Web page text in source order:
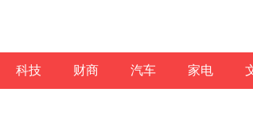
科技 财商 汽车 家电